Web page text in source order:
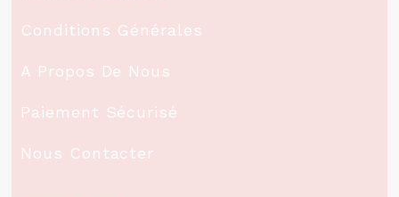
Conditions Générales
A Propos De Nous
Paiement Sécurisé
Nous Contacter